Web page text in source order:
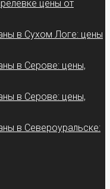
цены от
в Сухом Логе: цены
в Серове: цены,
в Серове: цены,
в Североуральске: